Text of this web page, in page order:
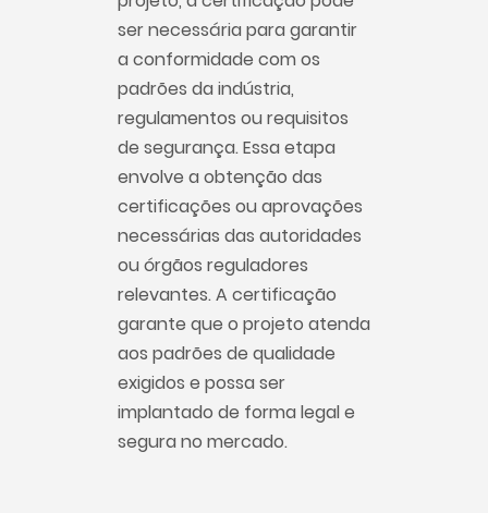
ser necessária para garantir
a conformidade com os
padrões da indústria,
regulamentos ou requisitos
de segurança. Essa etapa
envolve a obtenção das
certificações ou aprovações
necessárias das autoridades
ou órgãos reguladores
relevantes. A certificação
garante que o projeto atenda
aos padrões de qualidade
exigidos e possa ser
implantado de forma legal e
segura no mercado.